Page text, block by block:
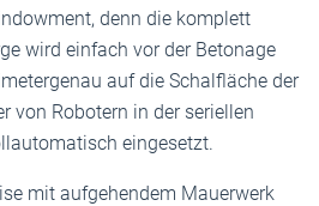
denn die komplett
wird einfach vor der Betonage
auf die Schalfläche der
von Robotern in der seriellen
eingesetzt.
mit aufgehendem Mauerwerk